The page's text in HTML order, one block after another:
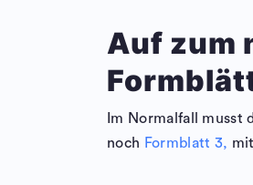
Auf zum
Im Normalfall musst
noch Formblatt 3,